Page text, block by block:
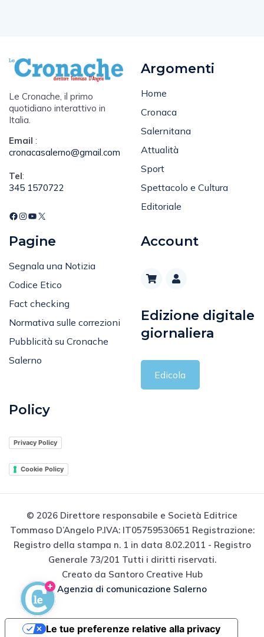
Le Cronache, il primo
quotidiano interattivo in
Italia.
Email :
cronacasalerno@gmail.com
Tel:
345 1570722
Argomenti
Home
Cronaca
Salernitana
Attualità
Sport
Spettacolo e Cultura
Editoriale
Pagine
Segnala una Notizia
Codice Etico
Fact checking
Normativa sulle correzioni
Pubblicità su Cronache
Salerno
Account
Edizione digitale
giornaliera
Edicola
Policy
Privacy Policy
Cookie Policy
© 2026 Direttore responsabile e Società Editrice
Tommaso D’Angelo P.IVA: IT05759530651 Registrazione:
Registro della stampa n. 1 in data 8.02.2011 - Registro
Generale 73/201 Tutti i diritti riservati.
Creato da Santoro Creative Hub
Agenzia di comunicazione Salerno
Le tue preferenze relative alla privacy